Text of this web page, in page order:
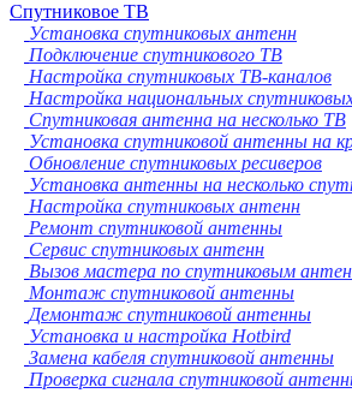
Спутниковое ТВ
Установка спутниковых антенн
Подключение спутникового ТВ
Настройка спутниковых ТВ-каналов
Настройка национальных
Спутниковая антенна на несколько ТВ
Установка спутниковой антенны на
Обновление спутниковых ресиверов
Установка антенны на несколько
Настройка спутниковых антенн
Ремонт спутниковой антенны
Сервис спутниковых антенн
Вызов мастера по спутниковым
Монтаж спутниковой антенны
Демонтаж спутниковой антенны
Установка и настройка Hotbird
Замена кабеля спутниковой антенны
Проверка сигнала спутниковой